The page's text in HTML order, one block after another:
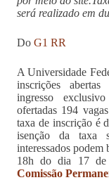
será realizado em
Do G1 RR
A Universidade
inscrições
ingresso
ofertadas 194
taxa de inscrição é
isenção da taxa
interessados podem
18h do dia 17
Comissão